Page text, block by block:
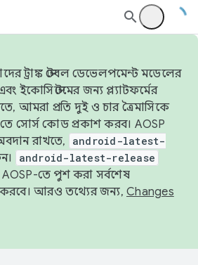
ট্রাঙ্ক স্টেবল ডেভেলপমেন্ট মডেলের
ইকোসিস্টেমের জন্য প্ল্যাটফর্মের
আমরা প্রতি দুই ও চার ত্রৈমাসিকে
সোর্স কোড প্রকাশ করব। AOSP
রাখতে,
android-latest-
android-latest-release
AOSP-তে পুশ করা সর্বশেষ
করবে। আরও তথ্যের জন্য, Changes